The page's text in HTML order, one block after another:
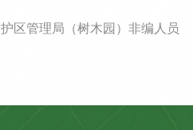
区管理局（树木园）非编人员